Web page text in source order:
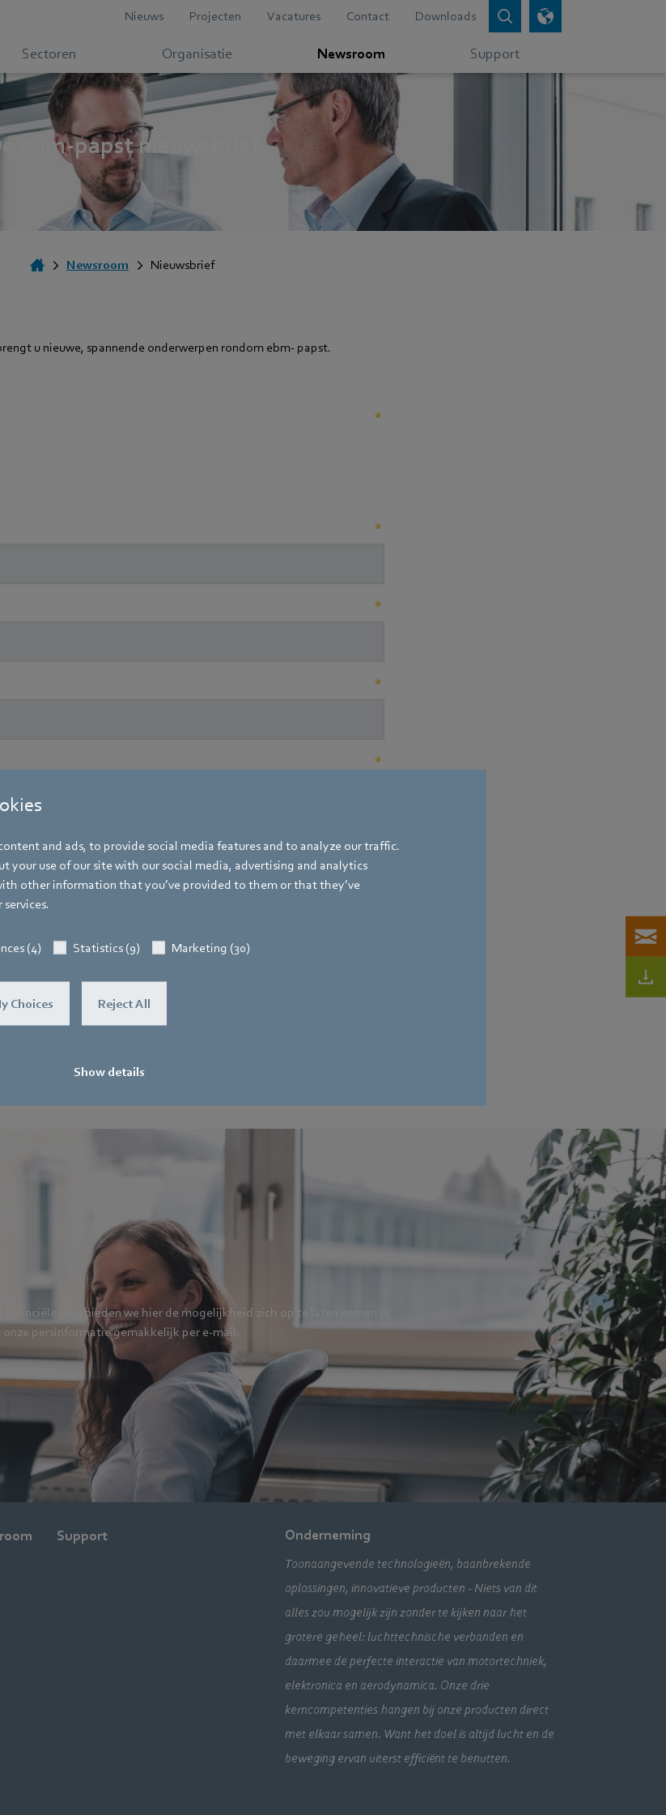
and ads, to provide social media features and to analyze our traffic.
your use of our site with our social media, advertising and analytics
other information that you’ve provided to them or that they’ve
(4) Statistics (9) Marketing (30)
Choices Reject All
Show details
Nieuws Projecten Vacatures Contact Downloads
Sectoren Organisatie Newsroom Support
ebm-papst nieuwsbrief
Newsroom Nieuwsbrief
u nieuwe, spannende onderwerpen rondom ebm‑ papst.
financiële pers bieden we hier de mogelijkheid zich op te laten nemen in
persinformatie gemakkelijk per e-mail.
Support Onderneming
Toonaangevende technologieën, baanbrekende
oplossingen, innovatieve producten - Niets van dit
alles zou mogelijk zijn zonder te kijken naar het
grotere geheel: luchttechnische verbanden en
daarmee de perfecte interactie van motortechniek,
elektronica en aerodynamica. Onze drie
kerncompetenties hangen bij onze producten direct
met elkaar samen. Want het doel is altijd lucht en de
beweging ervan uiterst efficiënt te benutten.